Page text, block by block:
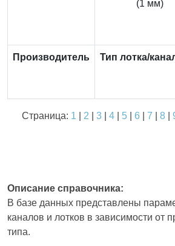
(1 мм)
Производитель Тип лотка/
Страница: 1 2 3| 4| 5| 6 7 8|
Описание справочника:
В базе данных представлены
каналов и лотков в зависимости от
типа.